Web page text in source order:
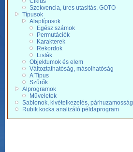
Szekvencia, üres utasítás, GOTO
Típusok
Alaptípusok
Egész számok
Permutációk
Karakterek
Rekordok
Listák
Objektumok és elem
Változtathatóság, másolhatóság
A Típus
Szűrők
Alprogramok
Műveletek
Sablonok, kivételkezelés, párhuzamosság
Rubik kocka analizáló példaprogram